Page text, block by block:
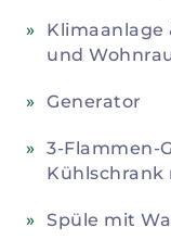
Klimaanlage
und
Generator
3-Flammen-
Kühlschrank
Spüle mit